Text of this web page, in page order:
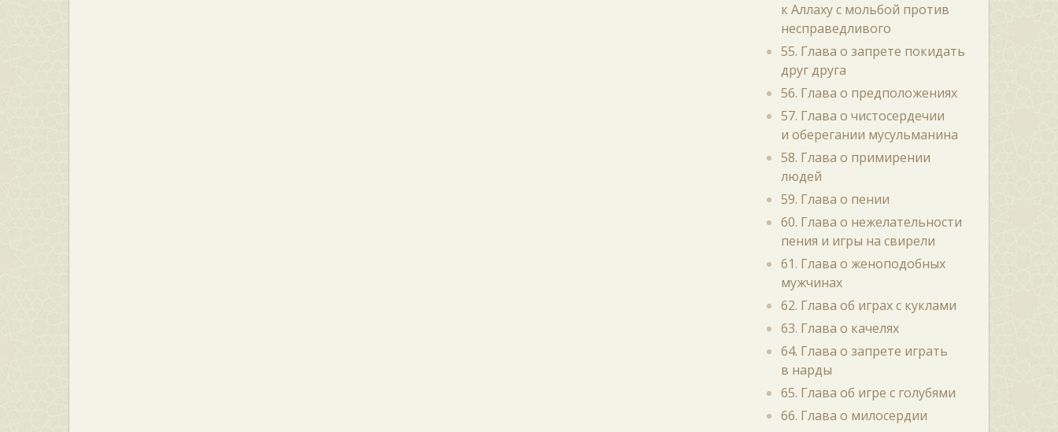
к Аллаху с мольбой против
несправедливого
55. Глава о запрете покидать
друг друга
56. Глава о предположениях
57. Глава о чистосердечии
и оберегании мусульманина
58. Глава о примирении
людей
59. Глава о пении
60. Глава о нежелательности
пения и игры на свирели
61. Глава о женоподобных
мужчинах
62. Глава об играх с куклами
63. Глава о качелях
64. Глава о запрете играть
в нарды
65. Глава об игре с голубями
66. Глава о милосердии